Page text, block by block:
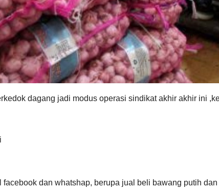
dagang jadi modus operasi sindikat akhir akhir ini
dan whatshap, berupa jual beli bawang putih